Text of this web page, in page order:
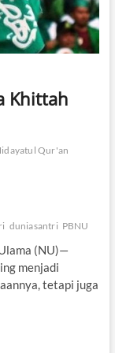
Khittah
Qur'an
duniasantri PBNU
(NU)—
menjadi
tetapi juga